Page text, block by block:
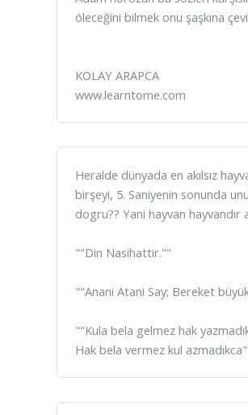
öleceğini bilmek onu şaşkına
KOLAY ARAPCA
www.learntome.com
Heralde dünyada en akılsız
birşeyi, 5. Saniyenin sonunda
dogru?? Yani hayvan hayvandır
""Din Nasihattir.""
""Anani Atani Say; Bereket
""Kula bela gelmez hak
Hak bela vermez kul